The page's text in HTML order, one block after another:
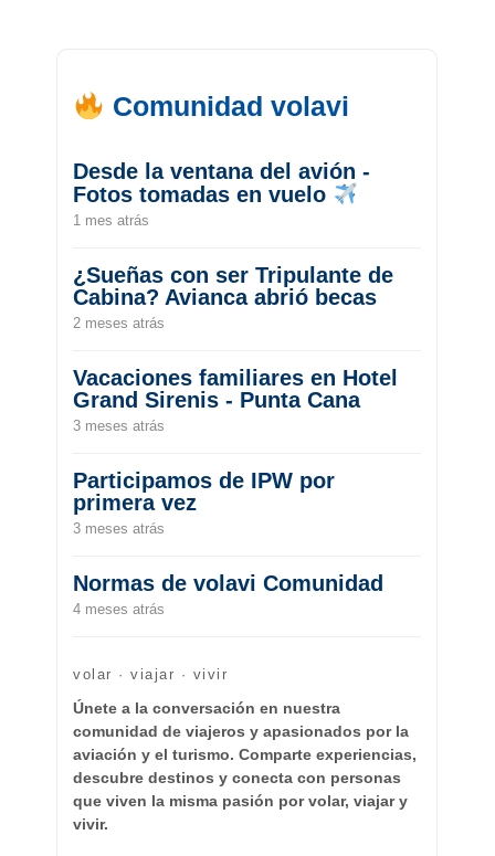
Comunidad volavi
Desde la ventana del avión -
Fotos tomadas en vuelo
1 mes atrás
¿Sueñas con ser Tripulante de
Cabina? Avianca abrió becas
2 meses atrás
Vacaciones familiares en Hotel
Grand Sirenis - Punta Cana
3 meses atrás
Participamos de IPW por
primera vez
3 meses atrás
Normas de volavi Comunidad
4 meses atrás
volar · viajar · vivir
Únete a la conversación en nuestra
comunidad de viajeros y apasionados por la
aviación y el turismo. Comparte experiencias,
descubre destinos y conecta con personas
que viven la misma pasión por volar, viajar y
vivir.